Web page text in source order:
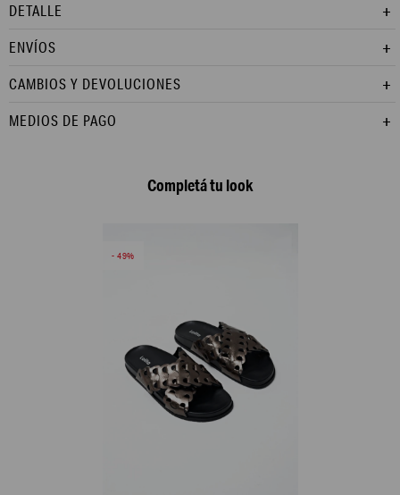
DETALLE
ENVÍOS
CAMBIOS Y DEVOLUCIONES
MEDIOS DE PAGO
Completá tu look
49